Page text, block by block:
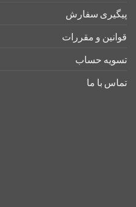
پیگیری سفارش
قوانین و مقررات
تسویه حساب
تماس با ما